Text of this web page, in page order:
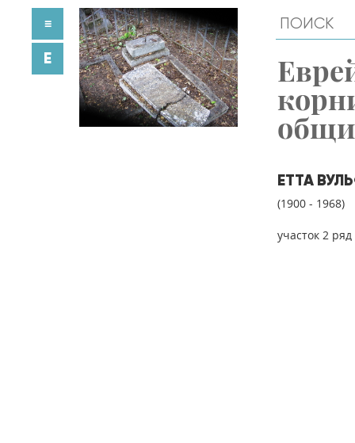
ЕТТА
(1900 - 1968)
участок 2
≡
E